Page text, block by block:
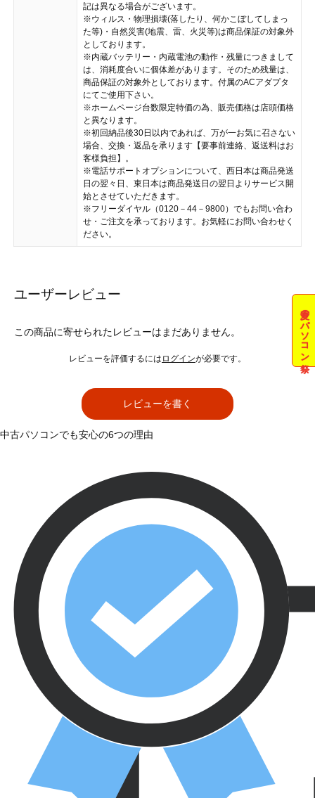
記は異なる場合がございます。
※ウィルス・物理損壊(落したり、何かこぼしてしまっ
た等)・自然災害(地震、雷、火災等)は商品保証の対象外
としております。
※内蔵バッテリー・内蔵電池の動作・残量につきまして
は、消耗度合いに個体差があります。そのため残量は、
商品保証の対象外としております。付属のACアダプタ
にてご使用下さい。
※ホームページ台数限定特価の為、販売価格は店頭価格
と異なります。
※初回納品後30日以内であれば、万が一お気に召さない
場合、交換・返品を承ります【要事前連絡、返送料はお
客様負担】。
※電話サポートオプションについて、西日本は商品発送
日の翌々日、東日本は商品発送日の翌日よりサービス開
始とさせていただきます。
※フリーダイヤル（0120－44－9800）でもお問い合わ
せ・ご注文を承っております。お気軽にお問い合わせく
ださい。
ユーザーレビュー
この商品に寄せられたレビューはまだありません。
レビューを評価するには ログインが必要です。
レビューを書く
夏のパソコン祭
中古パソコンでも安心の6つの理由